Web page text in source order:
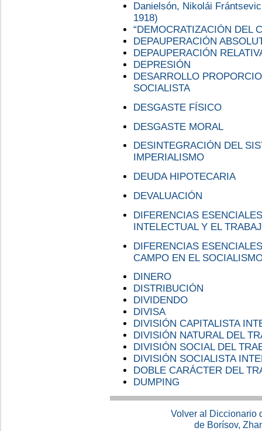
Danielsón, Nikolái
1918)
“DEMOCRATIZACIÓN DEL
DEPAUPERACIÓN
DEPAUPERACIÓN
DEPRESIÓN
DESARROLLO
SOCIALISTA
DESGASTE FÍSICO
DESGASTE MORAL
DESINTEGRACIÓN DEL
IMPERIALISMO
DEUDA HIPOTECARIA
DEVALUACIÓN
DIFERENCIAS
INTELECTUAL Y EL
DIFERENCIAS
CAMPO EN EL
DINERO
DISTRIBUCIÓN
DIVIDENDO
DIVISA
DIVISIÓN CAPITALISTA
DIVISIÓN NATURAL DEL
DIVISIÓN SOCIAL DEL
DIVISIÓN SOCIALISTA
DOBLE CARÁCTER DEL
DUMPING
Volver al Diccionario
de Borísov,